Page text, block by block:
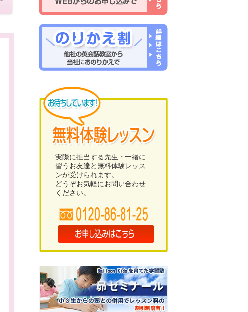
実際に担当する先生・一緒に
習うお友達と無料体験レッス
ンが受けられます。
どうぞお気軽にお問い合わせ
ください。